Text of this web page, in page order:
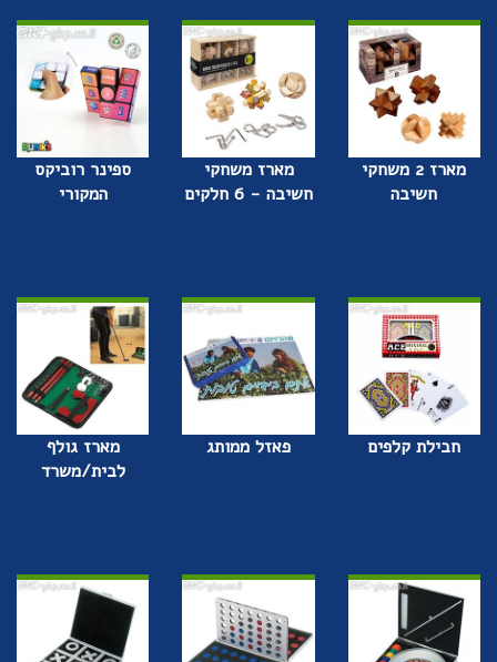
מארז 2 משחקי
חשיבה
מארז משחקי
חשיבה - 6 חלקים
ספינר רוביקס
המקורי
חבילת קלפים פאזל ממותג
מארז גולף
לבית/משרד